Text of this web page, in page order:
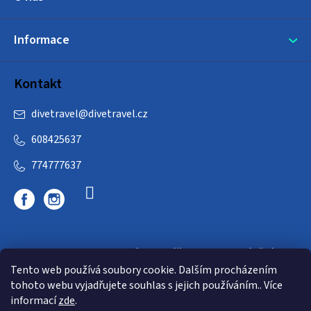
Tento web používá soubory cookie. Dalším procházením
tohoto webu vyjadřujete souhlas s jejich používáním.. Více
informacízde.
Informace
Kontakt
divetravel@divetravel.cz
608425637
774777637
DIVETRAVEL - cestovní kancelář - cesty za potápěním